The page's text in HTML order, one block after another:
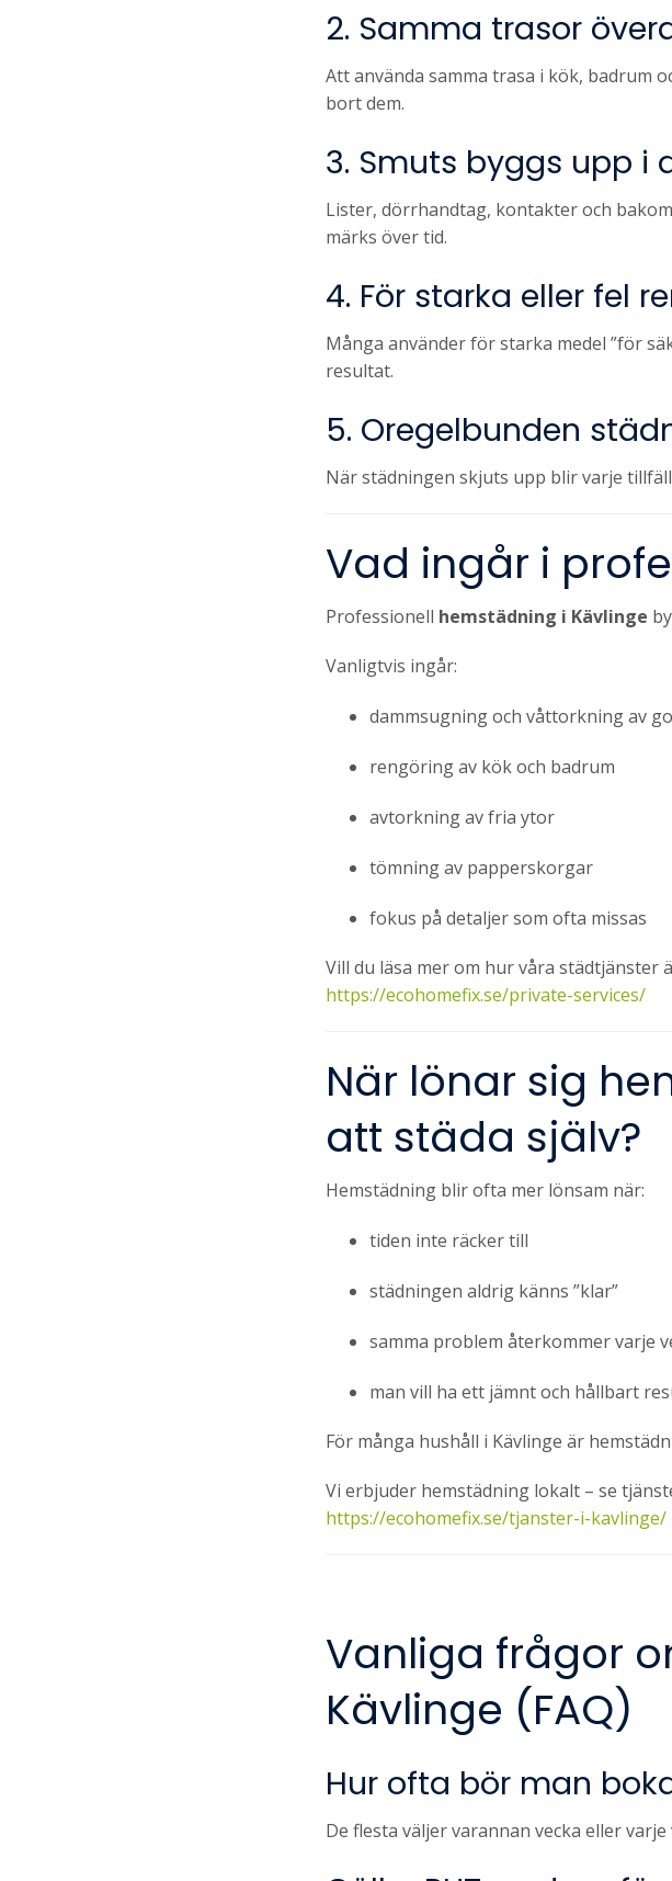
2. Samma trasor
Att använda samma trasa i kök, badrum
bort dem.
3. Smuts byggs upp i
Lister, dörrhandtag, kontakter och
märks över tid.
4. För starka eller fel
Många använder för starka medel ”för
resultat.
5. Oregelbunden
När städningen skjuts upp blir varje
Vad ingår i
Professionell hemstädning i Kävlinge
Vanligtvis ingår:
dammsugning och våttorkning av
rengöring av kök och badrum
avtorkning av fria ytor
tömning av papperskorgar
fokus på detaljer som ofta missas
Vill du läsa mer om hur våra städtjänster
https://ecohomefix.se/private-services/
När lönar sig
att städa själv?
Hemstädning blir ofta mer lönsam när:
tiden inte räcker till
städningen aldrig känns ”klar”
samma problem återkommer varje
man vill ha ett jämnt och hållbart
För många hushåll i Kävlinge är
Vi erbjuder hemstädning lokalt – se
https://ecohomefix.se/tjanster-i-kavlinge/
Vanliga frågor
Kävlinge (FAQ)
Hur ofta bör man
De flesta väljer varannan vecka eller